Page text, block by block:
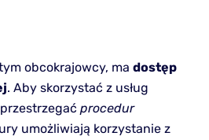
obcokrajowcy, ma dostęp
. Aby skorzystać z usług
procedur
umożliwiają korzystanie z